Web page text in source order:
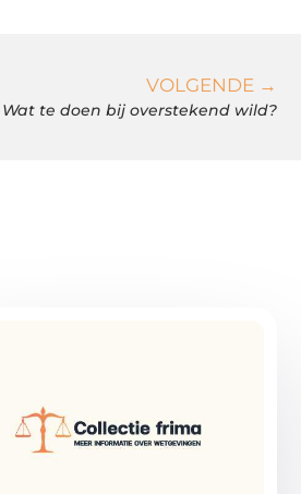
VOLGENDE →
Wat te doen bij overstekend wild?